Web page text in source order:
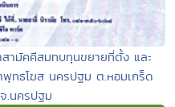
ามัคคีสมทบทุนขยายที่ตั้ง และ
พุทธโฆส นครปฐม ต.หอมเกร็ด
.นครปฐม